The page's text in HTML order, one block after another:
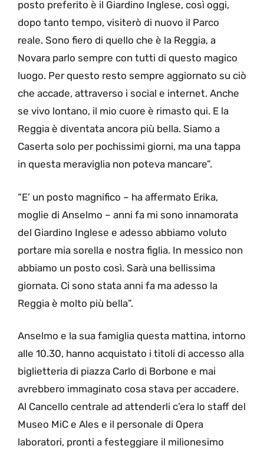
posto preferito è il Giardino Inglese, così oggi,
dopo tanto tempo, visiterò di nuovo il Parco
reale. Sono fiero di quello che è la Reggia, a
Novara parlo sempre con tutti di questo magico
luogo. Per questo resto sempre aggiornato su ciò
che accade, attraverso i social e internet. Anche
se vivo lontano, il mio cuore è rimasto qui. E la
Reggia è diventata ancora più bella. Siamo a
Caserta solo per pochissimi giorni, ma una tappa
in questa meraviglia non poteva mancare”.
“E’ un posto magnifico – ha affermato Erika,
moglie di Anselmo – anni fa mi sono innamorata
del Giardino Inglese e adesso abbiamo voluto
portare mia sorella e nostra figlia. In messico non
abbiamo un posto così. Sarà una bellissima
giornata. Ci sono stata anni fa ma adesso la
Reggia è molto più bella”.
Anselmo e la sua famiglia questa mattina, intorno
alle 10.30, hanno acquistato i titoli di accesso alla
biglietteria di piazza Carlo di Borbone e mai
avrebbero immaginato cosa stava per accadere.
Al Cancello centrale ad attenderli c’era lo staff del
Museo MiC e Ales e il personale di Opera
laboratori, pronti a festeggiare il milionesimo